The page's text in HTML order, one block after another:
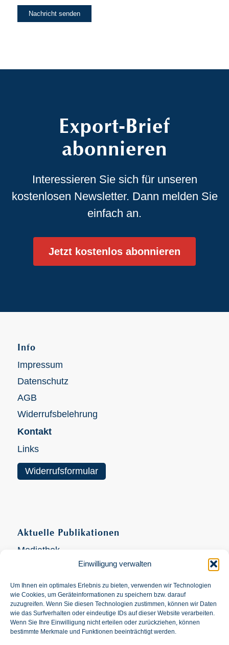
Einwilligung verwalten
Um Ihnen ein optimales Erlebnis zu bieten, verwenden wir Technologien
wie Cookies, um Geräteinformationen zu speichern bzw. darauf
zuzugreifen. Wenn Sie diesen Technologien zustimmen, können wir Daten
wie das Surfverhalten oder eindeutige IDs auf dieser Website verarbeiten.
Wenn Sie Ihre Einwilligung nicht erteilen oder zurückziehen, können
bestimmte Merkmale und Funktionen beeinträchtigt werden.
Export-Brief
abonnieren
Interessieren Sie sich für unseren
kostenlosen Newsletter. Dann melden Sie
einfach an.
Jetzt kostenlos abonnieren
Info
Impressum
Datenschutz
AGB
Widerrufsbelehrung
Kontakt
Links
Widerrufsformular
Aktuelle Publikationen
Mediathek
Suche